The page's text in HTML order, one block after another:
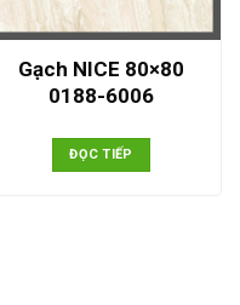
Gạch NICE 80×80
0188-6006
ĐỌC TIẾP